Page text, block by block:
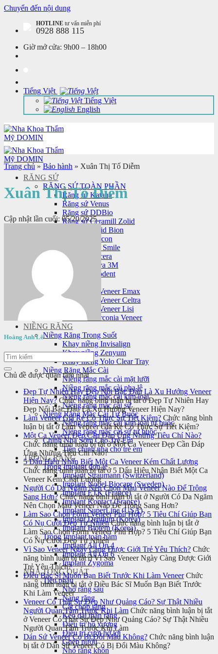
Chuyển đến nội dung
HOTLINE tư vấn miễn phí
0928 888 115
Giờ mở cửa: 9h00 – 18h00
Tiếng Việt
Tiếng Việt
English
RĂNG SỨ
RĂNG SỨ TOÀN PHẦN
Răng sứ Katana
Răng sứ Venus
Răng sứ DDBio
Răng sứ Ceramill Zolid
Răng sứ Zolid Bion
Răng sứ Cercon
Răng sứ HT Smile
Răng sứ Nacera
Răng sứ Lava 3M
Răng sứ Orodent
Mặt dán sứ veneer
Mặt dán sứ Veneer Emax
Mặt dán sứ Veneer Celtra
Mặt dán sứ Veneer Lisi
Laminate Zirconia Veneer
NIỀNG RĂNG
Niềng Răng Trong Suốt
Khay niềng Invisalign
Khay niềng Zenyum
Khay niềng Yolo Clear Tray
Niềng Răng Mắc Cài
Niềng răng mắc cài mặt lưỡi
Niềng răng mắc cài pha lê
Niềng răng mắc cài kim loại
Niềng răng mắc cài sứ
Niềng Răng Mắc Cài Tự Buộc
Niềng răng mắc cài kim loại tự buộc
Niềng răng mắc cài sứ tự buộc
Chỉnh Nha Sớm Cho Trẻ Em
Tiền chỉnh nha cho trẻ em
TRỒNG RĂNG
Trồng Implant đơn lẻ
Implant Straumann (Switzerland)
Implant Nobel Biocare (Sweden)
Implant ETK (France)
Implant Kontact (France)
Implant SuperLine (USA)
Implant Dentium (Korea)
Implant Biotem (Korea)
Trồng Implant toàn hàm
Implant All On 4
Implant All On 6
Implant Zygoma
NHA TỔNG QUÁT
Tiểu phẫu
Nhổ răng sâu
Nang răng
Cắt chóp răng
Kéo dài thân răng
Điều trị hô xương
Điều trị cười hở lợi
Ghép nướu
Nhổ răng khôn
Trang chủ » Bảo hành » Xuân Thị Tố Diễm
Xuân Thị Tố Diễm
Cập nhật lần cuối: 05/20/2025
Hoàng Anh Lê
Chủ đề được quan tâm nhất
Đẹp Tự Nhiên Hay Đẹp Nổi Bật: Đâu Là Xu Hướng Veneer
Hiện Nay? Chức năng bình luận bị tắtở Đẹp Tự Nhiên Hay
Đẹp Nổi Bật: Đâu Là Xu Hướng Veneer Hiện Nay?
Làm Veneer Giá Rẻ Có Thực Sự Tiết Kiệm? Chức năng bình
luận bị tắtở Làm Veneer Giá Rẻ Có Thực Sự Tiết Kiệm?
Một Ca Veneer Đẹp Cần Đáp Ứng Những Tiêu Chí Nào?
Chức năng bình luận bị tắtở Một Ca Veneer Đẹp Cần Đáp
Ứng Những Tiêu Chí Nào?
5 Dấu Hiệu Nhận Biết Một Ca Veneer Kém Chất Lượng
Chức năng bình luận bị tắtở 5 Dấu Hiệu Nhận Biết Một Ca
Veneer Kém Chất Lượng
Người Có Da Ngăm Nên Chọn Màu Veneer Nào Để Trông
Sang Hơn? Chức năng bình luận bị tắtở Người Có Da Ngăm
Nên Chọn Màu Veneer Nào Để Trông Sang Hơn?
Làm Sao Chọn Form Veneer Phù Hợp? 5 Tiêu Chí Giúp Bạn
Có Nụ Cười Đẹp Tự Nhiên Chức năng bình luận bị tắtở
Làm Sao Chọn Form Veneer Phù Hợp? 5 Tiêu Chí Giúp Bạn
Có Nụ Cười Đẹp Tự Nhiên
Vì Sao Veneer Ngày Càng Được Giới Trẻ Yêu Thích? Chức
năng bình luận bị tắtở Vì Sao Veneer Ngày Càng Được Giới
Trẻ Yêu Thích?
Điều Bác Sĩ Muốn Bạn Biết Trước Khi Làm Veneer Chức
năng bình luận bị tắtở Điều Bác Sĩ Muốn Bạn Biết Trước
Khi Làm Veneer
Veneer Có Thật Sự Đẹp Như Quảng Cáo? Sự Thật Nhiều
Người Quan Tâm Trước Khi Làm Chức năng bình luận bị tắt
ở Veneer Có Thật Sự Đẹp Như Quảng Cáo? Sự Thật Nhiều
Người Quan Tâm Trước Khi Làm
Dán Sứ Veneer Có Bị Đổi Màu Không? Chức năng bình luận
bị tắtở Dán Sứ Veneer Có Bị Đổi Màu Không?